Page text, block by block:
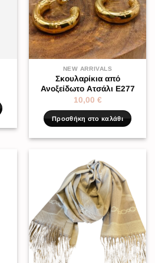
NEW ARRIVALS
Σκουλαρίκια από
Ανοξείδωτο Ατσάλι Ε277
10,00 €
Προσθήκη στο καλάθι